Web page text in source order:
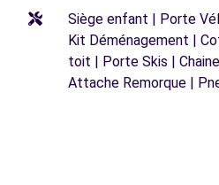
Siège enfant | Porte
Kit Déménagement |
toit | Porte Skis |
Attache Remorque |